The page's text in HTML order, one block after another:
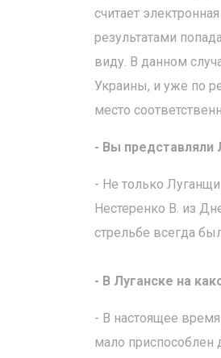
считает
результатами
виду. В данном
Украины, и уже по
место
- Вы представляли
- Не только
Нестеренко В. из
стрельбе всегда
- В Луганске на
- В настоящее время
мало приспособлен